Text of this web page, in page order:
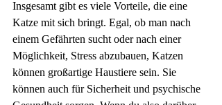
Insgesamt gibt es viele Vorteile, die eine
Katze mit sich bringt. Egal, ob man nach
einem Gefährten sucht oder nach einer
Möglichkeit, Stress abzubauen, Katzen
können großartige Haustiere sein. Sie
können auch für Sicherheit und psychische